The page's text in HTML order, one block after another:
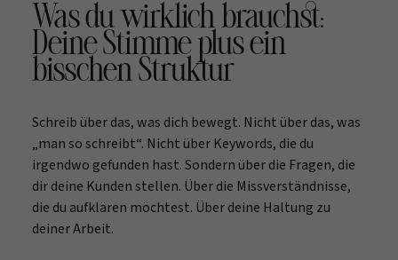
Was du wirklich brauchst:
Deine Stimme plus ein
bisschen Struktur
Schreib über das, was dich bewegt. Nicht über das, was
„man so schreibt“. Nicht über Keywords, die du
irgendwo gefunden hast. Sondern über die Fragen, die
dir deine Kunden stellen. Über die Missverständnisse,
die du aufklären möchtest. Über deine Haltung zu
deiner Arbeit.